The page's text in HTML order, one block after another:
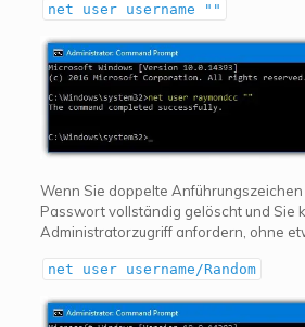
net user username ""
Wenn Sie doppelte
Passwort vollständig gelöscht und Sie
Administratorzugriff anfordern, ohne
net user username/Random